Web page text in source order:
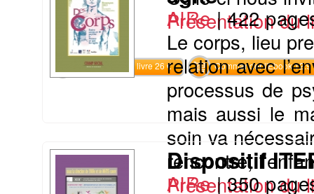
Présentation du
Commander le livre 26 € Commander l'Ebook 12.9
AIRe |422
Le corps, lieu
relation avec
processus de
mais aussi le
soin va
rencontre,
Présentation du
Dispositif
AIRe |350